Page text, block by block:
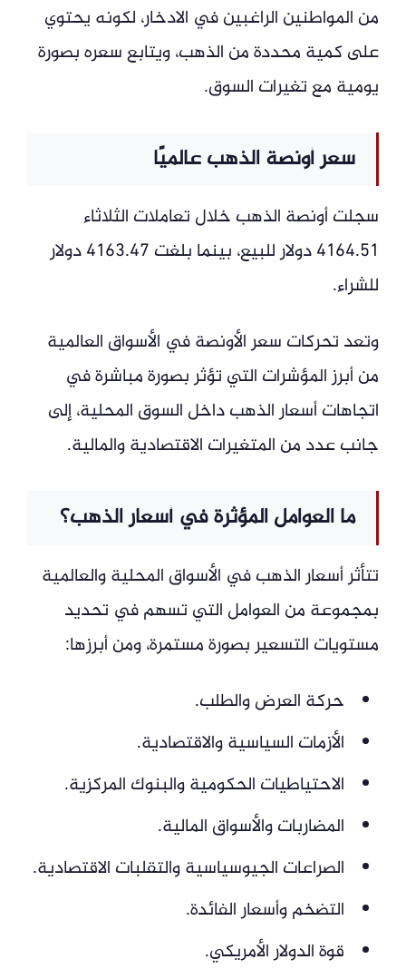
من المواطنين الراغبين في الادخار، لكونه يحتوي
على كمية محددة من الذهب، ويتابع سعره بصورة
يومية مع تغيرات السوق.
سعر أونصة الذهب عالميًا
سجلت أونصة الذهب خلال تعاملات الثلاثاء
4164.51 دولار للبيع، بينما بلغت 4163.47 دولار
للشراء.
وتعد تحركات سعر الأونصة في الأسواق العالمية
من أبرز المؤشرات التي تؤثر بصورة مباشرة في
اتجاهات أسعار الذهب داخل السوق المحلية، إلى
جانب عدد من المتغيرات الاقتصادية والمالية.
ما العوامل المؤثرة في أسعار الذهب؟
تتأثر أسعار الذهب في الأسواق المحلية والعالمية
بمجموعة من العوامل التي تسهم في تحديد
مستويات التسعير بصورة مستمرة، ومن أبرزها:
حركة العرض والطلب.
الأزمات السياسية والاقتصادية.
الاحتياطيات الحكومية والبنوك المركزية.
المضاربات والأسواق المالية.
الصراعات الجيوسياسية والتقلبات الاقتصادية.
التضخم وأسعار الفائدة.
قوة الدولار الأمريكي.